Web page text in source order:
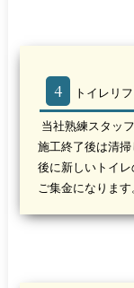
4 トイレリ
当社熟練スタッ
施工終了後は清
後に新しいトイ
ご集金になります